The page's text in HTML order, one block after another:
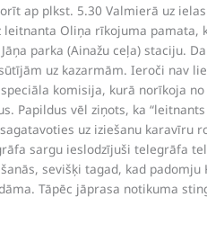
ap plkst. 5.30 Valmierā uz
leitnanta Oliņa rīkojuma
parka (Ainažu ceļa) staciju.
uz kazarmām. Ieroči nav
komisija, kurā norīkoja
Papildus vēl ziņots, ka
uz iziešanu karavīru
sargu ieslodzījuši telegrāfa
sevišķi tagad, kad
Tāpēc jāprasa notikuma